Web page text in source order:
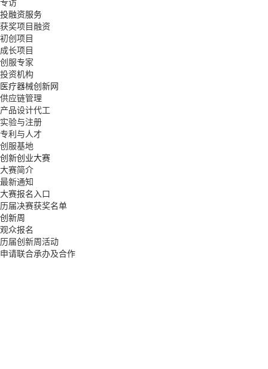
投融资服务
获奖项目融资
初创项目
成长项目
创服专家
投资机构
医疗器械创新网
供应链管理
产品设计代工
实验与注册
专利与人才
创服基地
创新创业大赛
大赛简介
最新通知
大赛报名入口
历届决赛获奖名单
创新周
观众报名
历届创新周活动
申请联合承办及合作